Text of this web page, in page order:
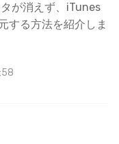
が消えず、iTunes
する方法を紹介しま